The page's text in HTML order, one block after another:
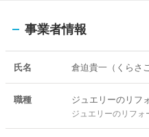
事業者情報
氏名 倉迫貴一（くらさ
職種 ジュエリーのリフ
ジュエリーのリフ